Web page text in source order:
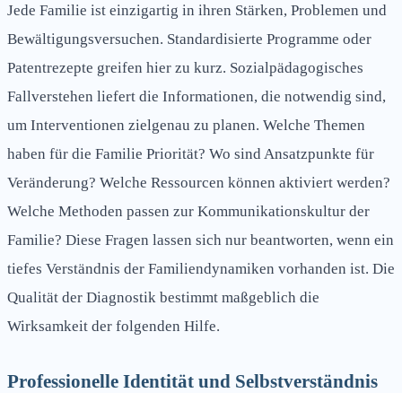
Jede Familie ist einzigartig in ihren Stärken, Problemen und
Bewältigungsversuchen. Standardisierte Programme oder
Patentrezepte greifen hier zu kurz. Sozialpädagogisches
Fallverstehen liefert die Informationen, die notwendig sind,
um Interventionen zielgenau zu planen. Welche Themen
haben für die Familie Priorität? Wo sind Ansatzpunkte für
Veränderung? Welche Ressourcen können aktiviert werden?
Welche Methoden passen zur Kommunikationskultur der
Familie? Diese Fragen lassen sich nur beantworten, wenn ein
tiefes Verständnis der Familiendynamiken vorhanden ist. Die
Qualität der Diagnostik bestimmt maßgeblich die
Wirksamkeit der folgenden Hilfe.
Professionelle Identität und Selbstverständnis